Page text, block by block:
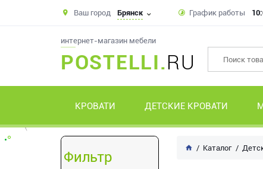
Ваш город Брянск График работы
интернет-магазин мебели
POSTELLI.RU
КРОВАТИ ДЕТСКИЕ КРОВАТИ
Фильтр
Каталог